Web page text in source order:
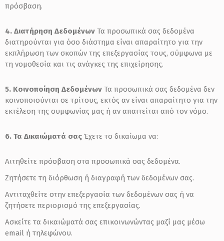
πρόσβαση.
4. Διατήρηση Δεδομένων Τα προσωπικά σας δεδομένα
διατηρούνται για όσο διάστημα είναι απαραίτητο για την
εκπλήρωση των σκοπών της επεξεργασίας τους, σύμφωνα με
τη νομοθεσία και τις ανάγκες της επιχείρησης.
5. Κοινοποίηση Δεδομένων Τα προσωπικά σας δεδομένα δεν
κοινοποιούνται σε τρίτους, εκτός αν είναι απαραίτητο για την
εκτέλεση της συμφωνίας μας ή αν απαιτείται από τον νόμο.
6. Τα Δικαιώματά σας Έχετε το δικαίωμα να:
Αιτηθείτε πρόσβαση στα προσωπικά σας δεδομένα.
Ζητήσετε τη διόρθωση ή διαγραφή των δεδομένων σας.
Αντιταχθείτε στην επεξεργασία των δεδομένων σας ή να
ζητήσετε περιορισμό της επεξεργασίας.
Ασκείτε τα δικαιώματά σας επικοινωνώντας μαζί μας μέσω
email ή τηλεφώνου.